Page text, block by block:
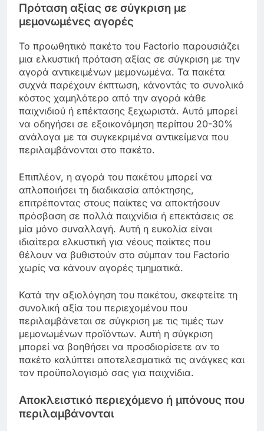
Πρόταση αξίας σε σύγκριση με
μεμονωμένες αγορές
Το προωθητικό πακέτο του Factorio παρουσιάζει
μια ελκυστική πρόταση αξίας σε σύγκριση με την
αγορά αντικειμένων μεμονωμένα. Τα πακέτα
συχνά παρέχουν έκπτωση, κάνοντάς το συνολικό
κόστος χαμηλότερο από την αγορά κάθε
παιχνιδιού ή επέκτασης ξεχωριστά. Αυτό μπορεί
να οδηγήσει σε εξοικονόμηση περίπου 20-30%
ανάλογα με τα συγκεκριμένα αντικείμενα που
περιλαμβάνονται στο πακέτο.
Επιπλέον, η αγορά του πακέτου μπορεί να
απλοποιήσει τη διαδικασία απόκτησης,
επιτρέποντας στους παίκτες να αποκτήσουν
πρόσβαση σε πολλά παιχνίδια ή επεκτάσεις σε
μία μόνο συναλλαγή. Αυτή η ευκολία είναι
ιδιαίτερα ελκυστική για νέους παίκτες που
θέλουν να βυθιστούν στο σύμπαν του Factorio
χωρίς να κάνουν αγορές τμηματικά.
Κατά την αξιολόγηση του πακέτου, σκεφτείτε τη
συνολική αξία του περιεχομένου που
περιλαμβάνεται σε σύγκριση με τις τιμές των
μεμονωμένων προϊόντων. Αυτή η σύγκριση
μπορεί να βοηθήσει να προσδιορίσετε αν το
πακέτο καλύπτει αποτελεσματικά τις ανάγκες και
τον προϋπολογισμό σας για παιχνίδια.
Αποκλειστικό περιεχόμενο ή μπόνους που
περιλαμβάνονται